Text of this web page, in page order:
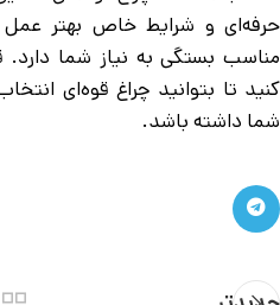
حرفه‌ای و شرایط خاص بهتر عمل
مناسب بستگی به نیاز شما
کنید تا بتوانید چراغ قوه‌ای
شما داشته باشد.